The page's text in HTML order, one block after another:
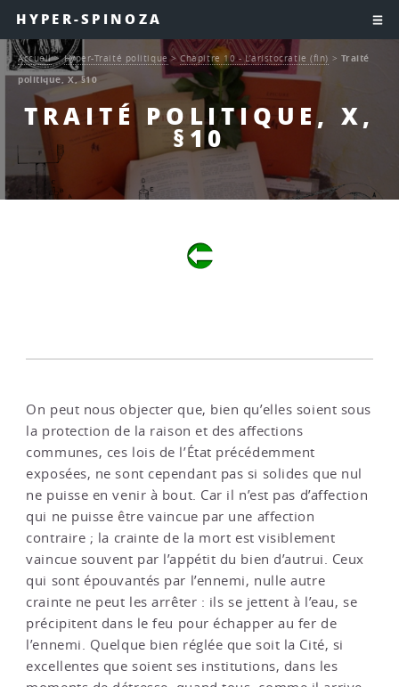
HYPER-SPINOZA
TRAITÉ POLITIQUE, X,
§10
Accueil>Hyper-Traité politique >Chapitre 10 - L’aristocratie (fin) > Traité
politique, X, §10
On peut nous objecter que, bien qu’elles soient sous
la protection de la raison et des affections
communes, ces lois de l’État précédemment
exposées, ne sont cependant pas si solides que nul
ne puisse en venir à bout. Car il n’est pas d’affection
qui ne puisse être vaincue par une affection
contraire ; la crainte de la mort est visiblement
vaincue souvent par l’appétit du bien d’autrui. Ceux
qui sont épouvantés par l’ennemi, nulle autre
crainte ne peut les arrêter : ils se jettent à l’eau, se
précipitent dans le feu pour échapper au fer de
l’ennemi. Quelque bien réglée que soit la Cité, si
excellentes que soient ses institutions, dans les